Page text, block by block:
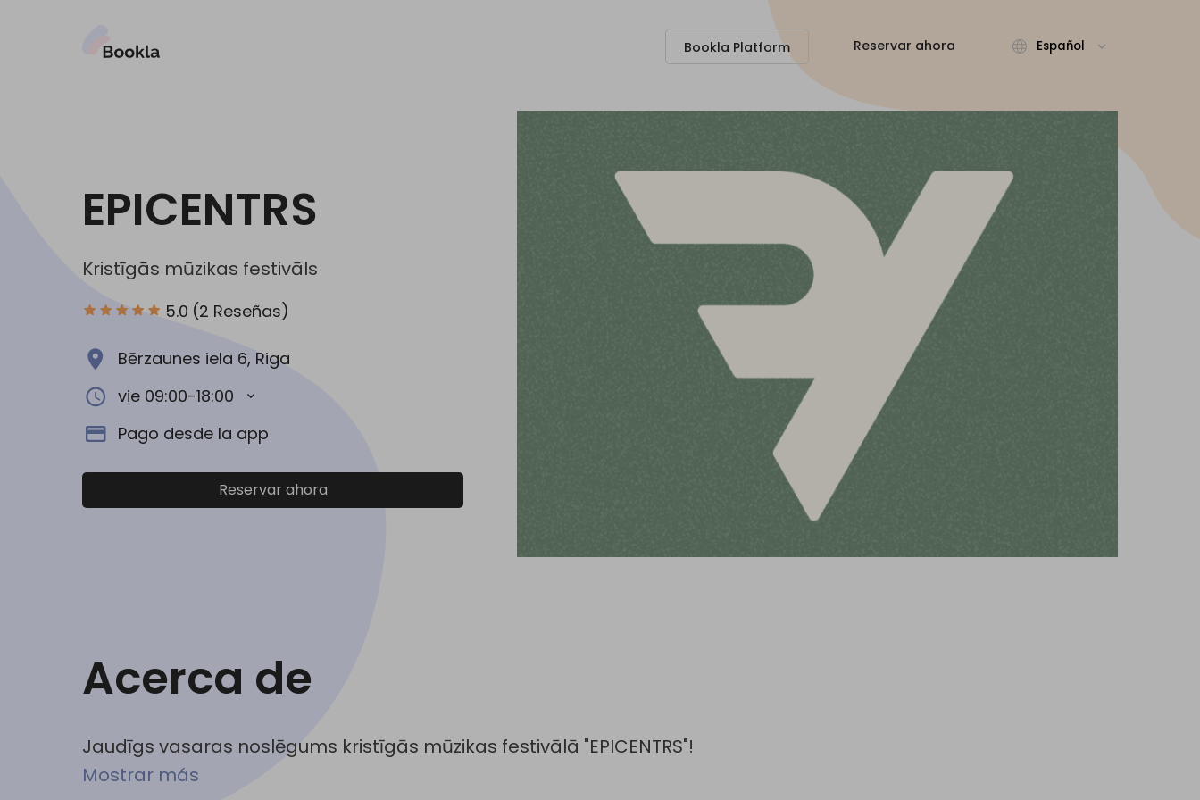
Bookla Platform Reservar ahora Español
EPICENTRS
Kristīgās mūzikas festivāls
5.0 (2 Reseñas)
Bērzaunes iela 6, Riga
vie 09:00-18:00
Pago desde la app
Reservar ahora
Acerca de
Jaudīgs vasaras noslēgums kristīgās mūzikas festivālā "EPICENTRS"!
Mostrar más